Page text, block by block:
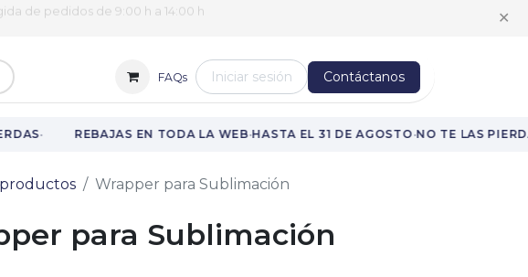
de pedidos de 9:00 h a 14:00 h ✕
FAQs Iniciar sesión Contáctanos
· REBAJAS EN TODA LA WEB·HASTA EL 31 DE AGOSTO·NO TE LAS
Wrapper para Sublimación
para Sublimación